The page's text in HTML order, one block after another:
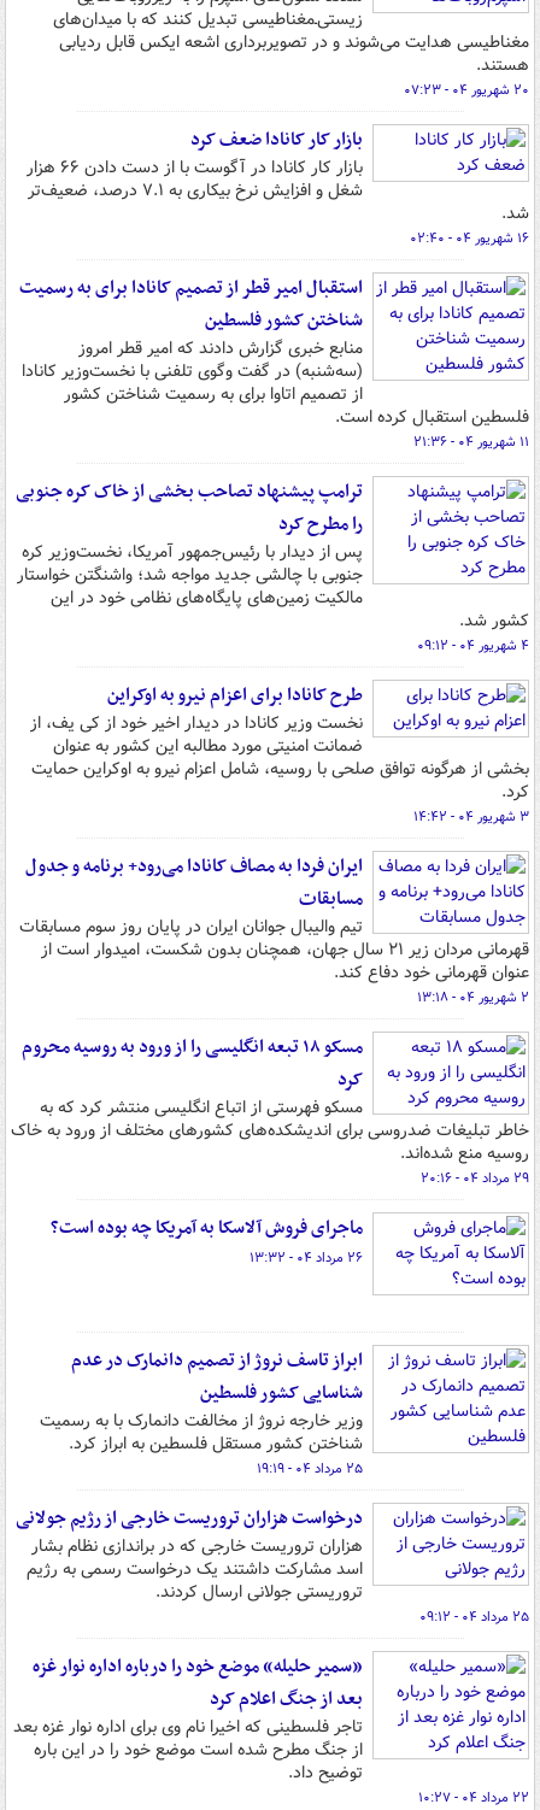
زیستی‌ـ‌مغناطیسی تبدیل کنند که با میدان‌های
مغناطیسی هدایت می‌شوند و در تصویربرداری اشعه ایکس قابل ردیابی‌
هستند.
۲۰ شهریور ۰۴ - ۰۷:۲۳
بازار کار کانادا ضعف کرد
بازار کار کانادا در آگوست با از دست دادن ۶۶ هزار
شغل و افزایش نرخ بیکاری به ۷.۱ درصد، ضعیف‌تر
شد.
۱۶ شهریور ۰۴ - ۰۲:۴۰
استقبال امیر قطر از تصمیم کانادا برای به رسمیت
شناختن کشور فلسطین
منابع خبری گزارش دادند که امیر قطر امروز
(سه‌شنبه) در گفت‌ وگوی تلفنی با نخست‌وزیر کانادا
از تصمیم اتاوا برای به رسمیت شناختن کشور
فلسطین استقبال کرده است.
۱۱ شهریور ۰۴ - ۲۱:۳۶
ترامپ پیشنهاد تصاحب بخشی از خاک کره جنوبی
را مطرح کرد
پس از دیدار با رئیس‌جمهور آمریکا، نخست‌وزیر کره
جنوبی با چالشی جدید مواجه شد؛ واشنگتن خواستار
مالکیت زمین‌های پایگاه‌های نظامی خود در این
کشور شد.
۴ شهریور ۰۴ - ۰۹:۱۲
طرح کانادا برای اعزام نیرو به اوکراین
نخست وزیر کانادا در دیدار اخیر خود از کی یف، از
ضمانت امنیتی مورد مطالبه این کشور به عنوان
بخشی از هرگونه توافق صلحی با روسیه، شامل اعزام نیرو به اوکراین حمایت
کرد.
۳ شهریور ۰۴ - ۱۴:۴۲
ایران فردا به مصاف کانادا می‌رود+ برنامه و جدول
مسابقات
تیم والیبال جوانان ایران در پایان روز سوم مسابقات
قهرمانی مردان زیر ۲۱ سال جهان، همچنان بدون شکست، امیدوار است از
عنوان قهرمانی خود دفاع کند.
۲ شهریور ۰۴ - ۱۳:۱۸
مسکو ۱۸ تبعه انگلیسی را از ورود به روسیه محروم
کرد
مسکو فهرستی از اتباع انگلیسی منتشر کرد که به
خاطر تبلیغات ضدروسی برای اندیشکده‌های کشورهای مختلف از ورود به خاک
روسیه منع شده‌اند.
۲۹ مرداد ۰۴ - ۲۰:۱۶
ماجرای فروش آلاسکا به آمریکا چه بوده است؟
۲۶ مرداد ۰۴ - ۱۳:۳۲
ابراز تاسف نروژ از تصمیم دانمارک در عدم
شناسایی کشور فلسطین
وزیر خارجه نروژ از مخالفت دانمارک با به رسمیت
شناختن کشور مستقل فلسطین به ابراز کرد.
۲۵ مرداد ۰۴ - ۱۹:۱۹
درخواست هزاران تروریست خارجی از رژیم جولانی
هزاران تروریست خارجی که در براندازی نظام بشار
اسد مشارکت داشتند یک درخواست رسمی به رژیم
تروریستی جولانی ارسال کردند.
۲۵ مرداد ۰۴ - ۰۹:۱۲
«سمیر حلیله» موضع خود را درباره اداره نوار غزه
بعد از جنگ اعلام کرد
تاجر فلسطینی که اخیرا نام وی برای اداره نوار غزه بعد
از جنگ مطرح شده است موضع خود را در این باره
توضیح داد.
۲۲ مرداد ۰۴ - ۱۰:۲۷